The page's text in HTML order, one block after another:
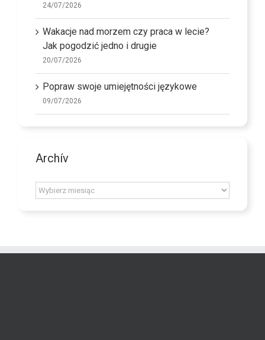
24/07/2026
Wakacje nad morzem czy praca w lecie?
Jak pogodzić jedno i drugie
20/07/2026
Popraw swoje umiejętności językowe
09/07/2026
Archív
Archív